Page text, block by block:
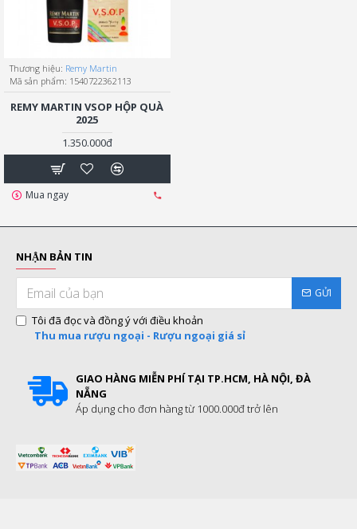
Thương hiệu: Remy Martin
Mã sản phẩm: 1540722362113
REMY MARTIN VSOP HỘP QUÀ
2025
1.350.000đ
Mua ngay
NHẬN BẢN TIN
GỬI
Tôi đã đọc và đồng ý với điều khoản
Thu mua rượu ngoại - Rượu ngoại giá sỉ
GIAO HÀNG MIỄN PHÍ TẠI TP.HCM, HÀ NỘI, ĐÀ
NẴNG
Áp dụng cho đơn hàng từ 1000.000đ trở lên